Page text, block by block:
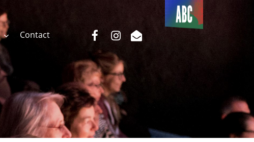
Contact
Du côté
de l’ABC
facebookinstagram
email